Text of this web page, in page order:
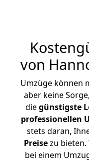
von
Umzüge können
aber keine
diegünstigste
professionellen
stets daran,
Preisezu bieten.
bei einem